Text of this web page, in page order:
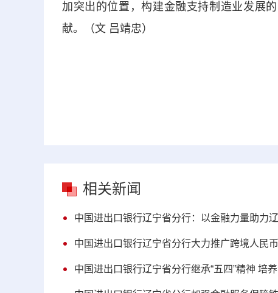
加突出的位置，构建金融支持制造业发展
献。（文 吕靖忠）
相关新闻
中国进出口银行辽宁省分行：以金融力量助力
中国进出口银行辽宁省分行大力推广跨境人民
中国进出口银行辽宁省分行继承“五四”精神 培